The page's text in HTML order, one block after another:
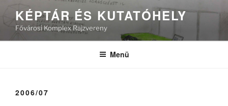
Tartalomhoz
KÉPTÁR ÉS KUTATÓHELY
Fővárosi Komplex Rajzvereny
Menü
2006/07